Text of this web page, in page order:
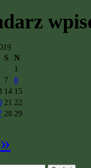
S
N
1
7
8
14 15
21 22
28 29